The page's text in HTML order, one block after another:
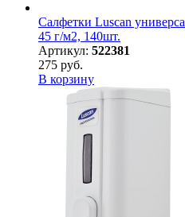
Салфетки Luscan
45 г/м2, 140шт.
Артикул: 522381
275 руб.
В корзину